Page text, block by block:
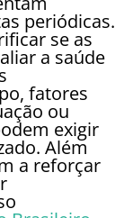
periódicas.
se as
a saúde
fatores
ou
exigir
Além
a reforçar